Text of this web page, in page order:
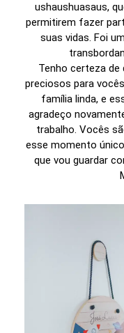
ushaushuasaus,
permitirem fazer
suas vidas. Foi
Tenho certeza
preciosos para
família linda, e
agradeço
trabalho. Vocês
esse momento
que vou guardar